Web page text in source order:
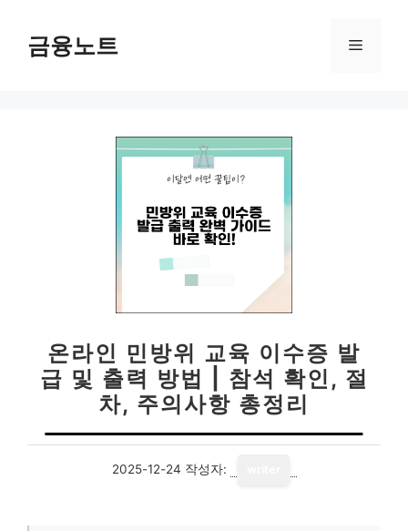
금융노트 메
온라인 민방위 교육 이수증 발
급 및 출력 방법 | 참석 확인, 절
차, 주의사항 총정리
2025-12-24 작성자: